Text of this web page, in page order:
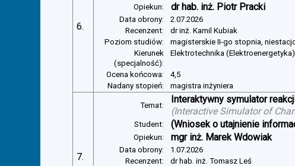
6.
Opiekun: dr hab. inż. Piotr Pracki
Data obrony:
2.07.2026
Recenzent:
dr inż. Kamil Kubiak
Poziom studiów:
magisterskie II-go stopnia,
Kierunek
(specjalność):
Elektrotechnika (Elektroenergetyka)
Ocena końcowa:
4,5
Nadany stopień:
magistra inżyniera
7.
Temat:
Interaktywny symulator
(Interactive Simulator of
Student: (Wniosek o utajnienie
Opiekun: mgr inż. Marek Wdowiak
Data obrony:
1.07.2026
Recenzent:
dr hab. inż. Tomasz Leś